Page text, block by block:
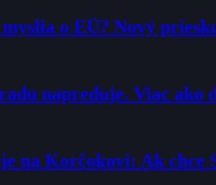
o EÚ? Nový
napreduje. Viac
na Korčokovi: Ak chce